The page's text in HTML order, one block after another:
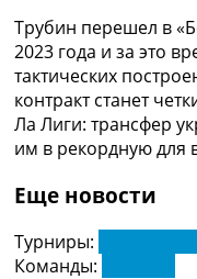
Трубин перешел в
2023 года и за это
тактических
контракт станет
Ла Лиги: трансфер
им в рекордную для
Еще новости
Турниры:
Команды: